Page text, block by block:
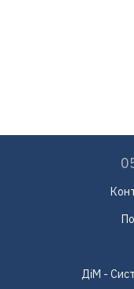
ДіМ -